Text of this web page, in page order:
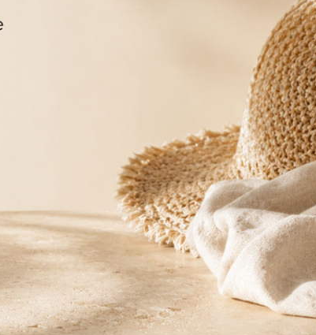
no la dan los
como primera solución. Pero
hay una pregunta más básica:¿se
hace un recorrido limpio. No busca.
sitúa y el beneficio principal se
sensación de facilidad tiene un